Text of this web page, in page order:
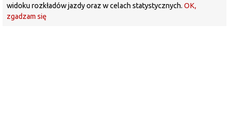
widoku rozkładów jazdy oraz w celach statystycznych. OK,
zgadzam się